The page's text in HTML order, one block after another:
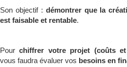
Son objectif : démontrer que la
est faisable et rentable.
Pourchiffrer votre projet (coûts et
vous faudra évaluer vos besoins en